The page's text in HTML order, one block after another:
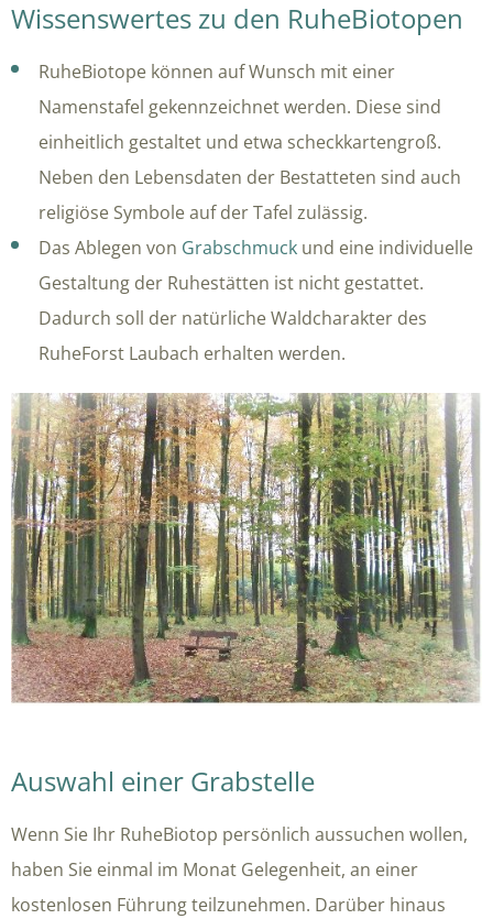
Wissenswertes zu den RuheBiotopen
RuheBiotope können auf Wunsch mit einer
Namenstafel gekennzeichnet werden. Diese sind
einheitlich gestaltet und etwa scheckkartengroß.
Neben den Lebensdaten der Bestatteten sind auch
religiöse Symbole auf der Tafel zulässig.
Das Ablegen von Grabschmuck und eine individuelle
Gestaltung der Ruhestätten ist nicht gestattet.
Dadurch soll der natürliche Waldcharakter des
RuheForst Laubach erhalten werden.
Auswahl einer Grabstelle
Wenn Sie Ihr RuheBiotop persönlich aussuchen wollen,
haben Sie einmal im Monat Gelegenheit, an einer
kostenlosen Führung teilzunehmen. Darüber hinaus